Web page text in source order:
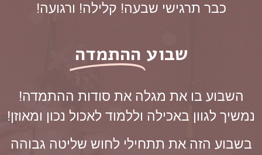
כבר תרגישי שבעה! קלילה! ורגועה!
שבוע ההתמדה
השבוע בו את מגלה את סודות ההתמדה!
נמשיך לגוון באכילה וללמוד לאכול נכון ומאוזן!
בשבוע הזה את תתחילי לחוש שליטה גבוהה